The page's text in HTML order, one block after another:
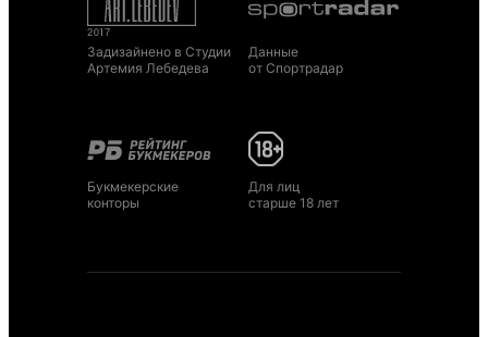
Задизайнено в Студии
Артемия Лебедева
Данные
от Спортрадар
Букмекерские
конторы
Для лиц
старше 18 лет